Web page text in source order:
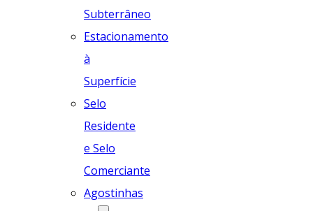
Subterrâneo
Estacionamento
à
Superfície
Selo
Residente
e Selo
Comerciante
Agostinhas